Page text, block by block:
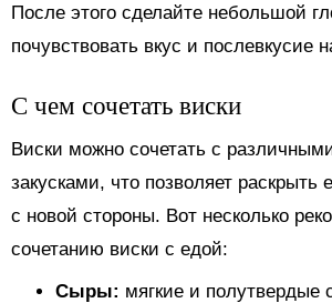
После этого сделайте небольшой
почувствовать вкус и послевкусие
С чем сочетать виски
Виски можно сочетать с
закусками, что позволяет раскрыть
с новой стороны. Вот несколько
сочетанию виски с едой:
Сыры: мягкие и полутвердые